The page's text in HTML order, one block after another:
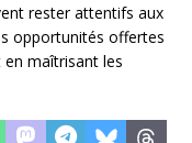
rester attentifs aux
opportunités offertes
maîtrisant les